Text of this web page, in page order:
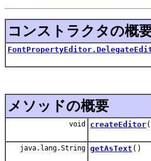
コンストラクタの概
メソッドの概要
void createEditor
java.lang.String getAsText ()